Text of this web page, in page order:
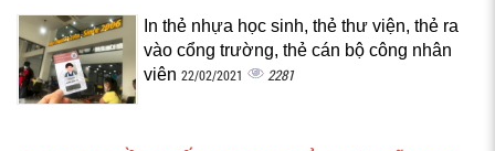
In thẻ nhựa học sinh, thẻ thư viện, thẻ ra
vào cổng trường, thẻ cán bộ công nhân
viên 22/02/2021 2281